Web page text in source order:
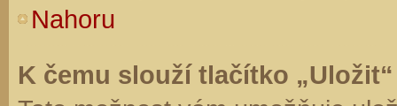
Nahoru
K čemu slouží tlačítko